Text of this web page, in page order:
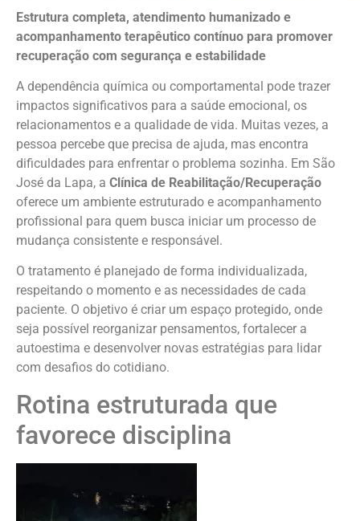
Estrutura completa, atendimento humanizado e
acompanhamento terapêutico contínuo para promover
recuperação com segurança e estabilidade
A dependência química ou comportamental pode trazer
impactos significativos para a saúde emocional, os
relacionamentos e a qualidade de vida. Muitas vezes, a
pessoa percebe que precisa de ajuda, mas encontra
dificuldades para enfrentar o problema sozinha. Em São
José da Lapa, a Clínica de Reabilitação/Recuperação
oferece um ambiente estruturado e acompanhamento
profissional para quem busca iniciar um processo de
mudança consistente e responsável.
O tratamento é planejado de forma individualizada,
respeitando o momento e as necessidades de cada
paciente. O objetivo é criar um espaço protegido, onde
seja possível reorganizar pensamentos, fortalecer a
autoestima e desenvolver novas estratégias para lidar
com desafios do cotidiano.
Rotina estruturada que
favorece disciplina